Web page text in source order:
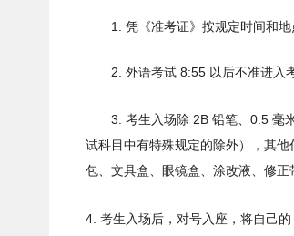
1. 凭《准考证》按规定时间和地
2. 外语考试 8:55 以后不准进入
3. 考生入场除 2B 铅笔、0.5 毫
试科目中有特殊规定的除外），其
包、文具盒、眼镜盒、涂改液、修正
4. 考生入场后，对号入座，将自己